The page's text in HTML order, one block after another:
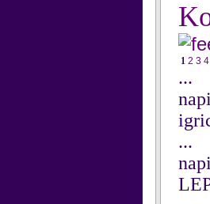
1 2 3 4
...
...